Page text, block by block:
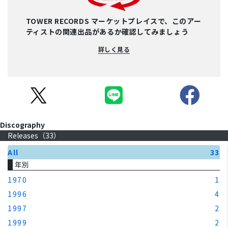
TOWER RECORDS マーケットプレイスで、このアー
ティストの関連出品があるか確認してみましょう
詳しく見る
Discography
Releases（33）
All
33
年別
1970
1
1996
4
1997
2
1999
2